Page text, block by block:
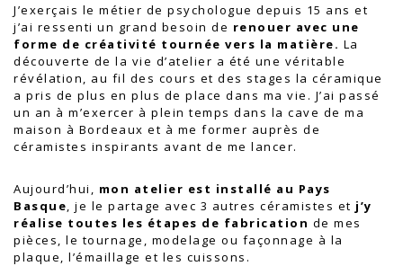
J’exerçais le métier de psychologue depuis 15 ans et
j’ai ressenti un grand besoin de renouer avec une
forme de créativité tournée vers la matière. La
découverte de la vie d’atelier a été une véritable
révélation, au fil des cours et des stages la céramique
a pris de plus en plus de place dans ma vie. J’ai passé
un an à m’exercer à plein temps dans la cave de ma
maison à Bordeaux et à me former auprès de
céramistes inspirants avant de me lancer.
Aujourd’hui, mon atelier est installé au Pays
Basque, je le partage avec 3 autres céramistes et j’y
réalise toutes les étapes de fabrication de mes
pièces, le tournage, modelage ou façonnage à la
plaque, l’émaillage et les cuissons.